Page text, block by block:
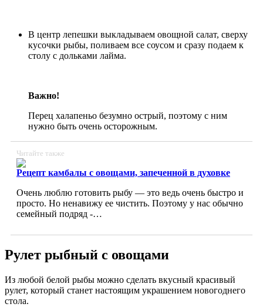
В центр лепешки выкладываем овощной салат, сверху
кусочки рыбы, поливаем все соусом и сразу подаем к
столу с дольками лайма.
Важно!
Перец халапеньо безумно острый, поэтому с ним
нужно быть очень осторожным.
Читайте также
Рецепт камбалы с овощами, запеченной в духовке
Очень люблю готовить рыбу — это ведь очень быстро и
просто. Но ненавижу ее чистить. Поэтому у нас обычно
семейный подряд -…
Рулет рыбный с овощами
Из любой белой рыбы можно сделать вкусный красивый
рулет, который станет настоящим украшением новогоднего
стола.